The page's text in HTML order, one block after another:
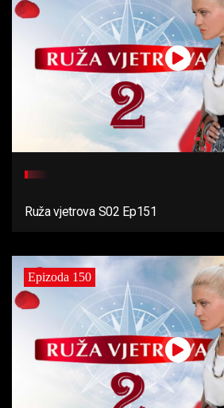
Ruža vjetrova S02 Ep151
Epizoda 150